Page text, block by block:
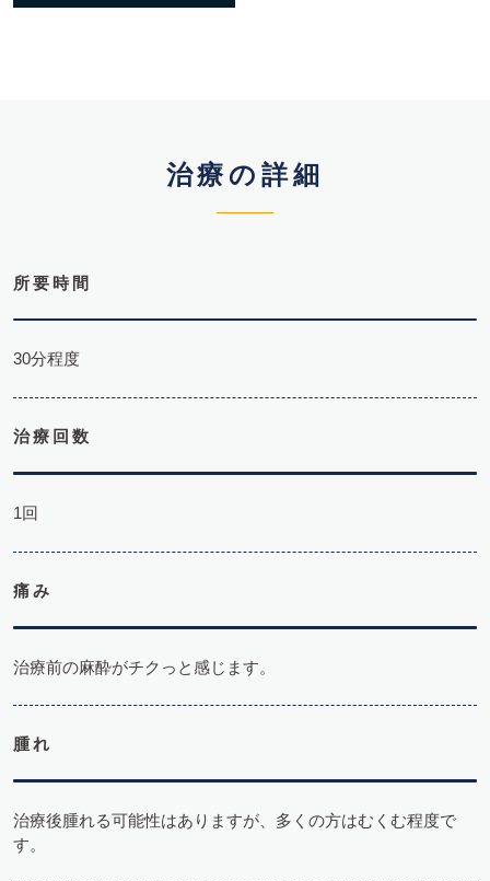
治療の詳細
所要時間
30分程度
治療回数
1回
痛み
治療前の麻酔がチクっと感じます。
腫れ
治療後腫れる可能性はありますが、多くの方はむくむ程度で
す。